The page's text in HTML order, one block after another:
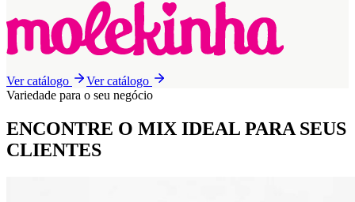
Ver catálogo
Ver catálogo
Variedade para o seu negócio
ENCONTRE O MIX IDEAL PARA SEUS
CLIENTES